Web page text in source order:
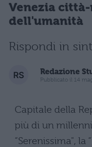
Venezia
dell'umanità
Rispondi in
Redazione
Pubblicato il 14
Capitale della
più di un
“Serenissima", la